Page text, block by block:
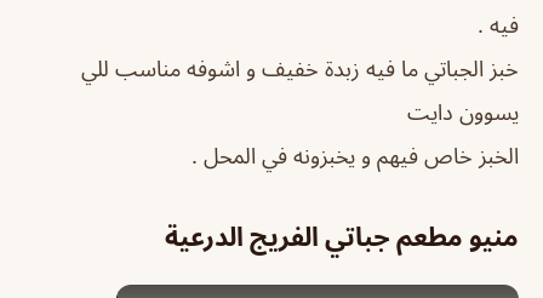
فيه .
خبز الجباتي ما فيه زبدة خفيف و اشوفه مناسب للي
يسوون دايت
الخبز خاص فيهم و يخبزونه في المحل .
منيو مطعم جباتي الفريج الدرعية